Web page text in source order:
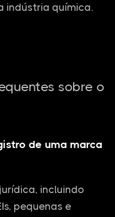
indústria química.
sobre o
de uma marca
incluindo
pequenas e